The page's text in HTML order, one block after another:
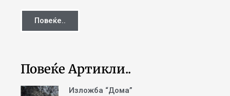
Повеќе..
Повеќе Артикли..
Изложба “Дома”